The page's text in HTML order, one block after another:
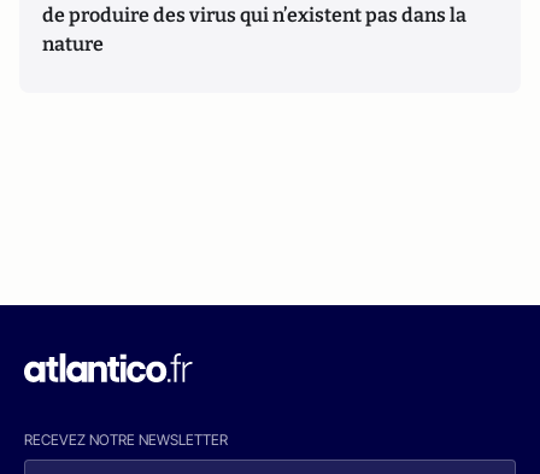
de produire des virus qui n’existent pas dans la
nature
RECEVEZ NOTRE NEWSLETTER